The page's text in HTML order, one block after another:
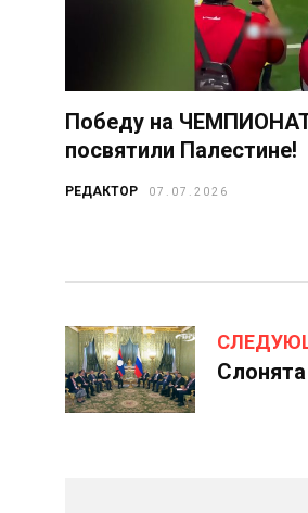
Победу на
посвятили Палестине!
РЕДАКТОР 07.07.2026